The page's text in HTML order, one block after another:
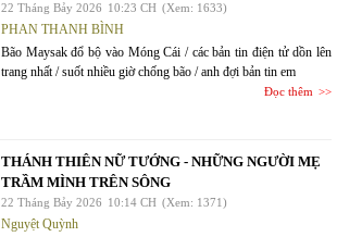
22 Tháng Bảy 2026 10:23 CH (Xem: 1633)
PHAN THANH BÌNH
Bão Maysak đổ bộ vào Móng Cái / các bản tin điện tử dồn lên
trang nhất / suốt nhiều giờ chống bão / anh đợi bản tin em
Đọc thêm
THÁNH THIÊN NỮ TƯỚNG - NHỮNG NGƯỜI MẸ
TRẦM MÌNH TRÊN SÔNG
22 Tháng Bảy 2026 10:14 CH (Xem: 1371)
Nguyệt Quỳnh